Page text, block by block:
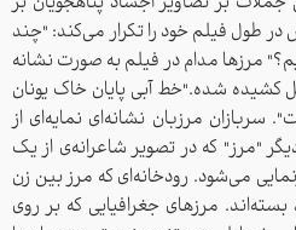
طول فیلم خود را تکرار می‌کند: "چند
مرز‌ها مدام در فیلم به صورت نشانه‌
شده."خط آبی پایان خاک یونان
مرزبان نشانه‌ای نمایه‌ای از
"مرز" که در تصویر شاعرانه‌ی از یک
می‌شود. رودخانه‌ای که مرز بین زن
مرزهای جغرافیایی که بر روی